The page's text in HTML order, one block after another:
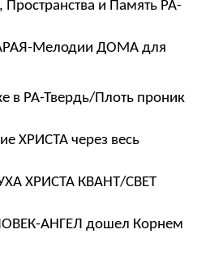
и Память РА-
Мелодии ДОМА для
в РА-Твердь/Плоть проник
ХРИСТА через весь
ХРИСТА КВАНТ/СВЕТ
АНГЕЛ дошел Корнем